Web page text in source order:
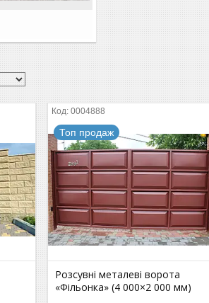
0004888
Топ продаж
Розсувні металеві ворота
«Фільонка» (4 000×2 000 мм)